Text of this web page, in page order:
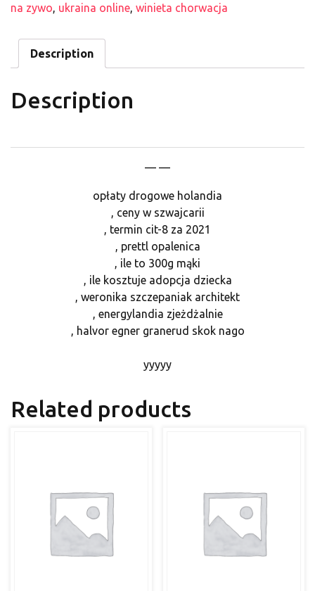
na zywo, ukraina online, winieta chorwacja
Description
Description
— —
opłaty drogowe holandia
, ceny w szwajcarii
, termin cit-8 za 2021
, prettl opalenica
, ile to 300g mąki
, ile kosztuje adopcja dziecka
, weronika szczepaniak architekt
, energylandia zjeżdżalnie
, halvor egner granerud skok nago
yyyyy
Related products